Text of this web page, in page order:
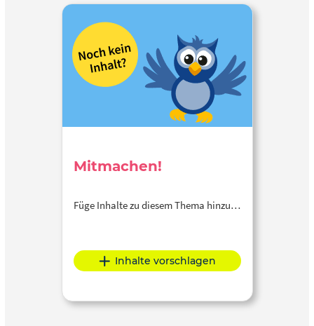
Mitmachen!
Füge Inhalte zu diesem Thema hinzu…
Inhalte vorschlagen